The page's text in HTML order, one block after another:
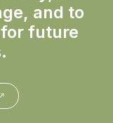
and to
future